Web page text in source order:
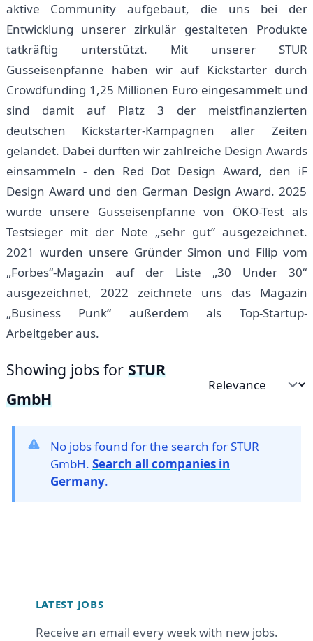
aktive Community aufgebaut, die uns bei der
Entwicklung unserer zirkulär gestalteten Produkte
tatkräftig unterstützt. Mit unserer STUR
Gusseisenpfanne haben wir auf Kickstarter durch
Crowdfunding 1,25 Millionen Euro eingesammelt und
sind damit auf Platz 3 der meistfinanzierten
deutschen Kickstarter-Kampagnen aller Zeiten
gelandet. Dabei durften wir zahlreiche Design Awards
einsammeln - den Red Dot Design Award, den iF
Design Award und den German Design Award. 2025
wurde unsere Gusseisenpfanne von ÖKO-Test als
Testsieger mit der Note „sehr gut” ausgezeichnet.
2021 wurden unsere Gründer Simon und Filip vom
„Forbes“-Magazin auf der Liste „30 Under 30“
ausgezeichnet, 2022 zeichnete uns das Magazin
„Business Punk“ außerdem als Top-Startup-
Arbeitgeber aus.
Showing jobs for STUR
GmbH
Sort by
No jobs found for the search for STUR
GmbH. Search all companies in
Germany.
LATEST JOBS
Receive an email every week with new jobs.